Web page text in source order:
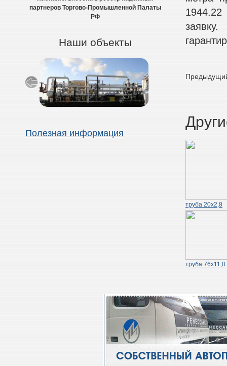
партнеров Торгово-Промышленной Палаты
РФ
Наши объекты
Полезная информация
труба 20х2,8
труба 76х11,0